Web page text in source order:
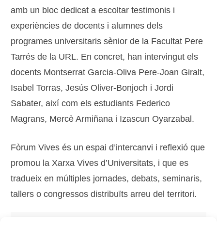
amb un bloc dedicat a escoltar testimonis i
experiències de docents i alumnes dels
programes universitaris sènior de la Facultat Pere
Tarrés de la URL. En concret, han intervingut els
docents Montserrat Garcia-Oliva Pere-Joan Giralt,
Isabel Torras, Jesús Oliver-Bonjoch i Jordi
Sabater, així com els estudiants Federico
Magrans, Mercè Armiñana i Izascun Oyarzabal.
Fòrum Vives és un espai d’intercanvi i reflexió que
promou la Xarxa Vives d’Universitats, i que es
tradueix en múltiples jornades, debats, seminaris,
tallers o congressos distribuïts arreu del territori.